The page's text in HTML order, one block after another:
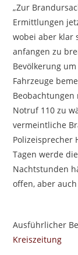
„Zur
Ermittlungen
wobei aber klar
anfangen zu
Bevölkerung
Fahrzeuge
Notruf 110 zu
vermeintliche
Polizeisprecher
Tagen werde
Nachtstunden
offen, aber
Ausführlicher
Kreiszeitung